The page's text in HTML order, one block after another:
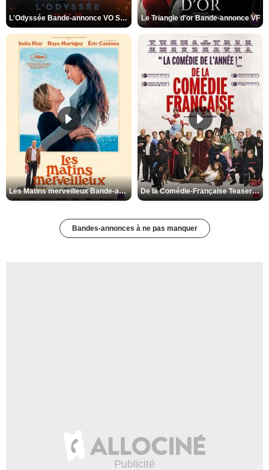
L'Odyssée Bande-annonce VO STFR Le Triangle d'or Bande-annonce VF
Les Matins merveilleux Bande-annonce VF De la Comédie-Française Teaser VF
Bandes-annonces à ne pas manquer